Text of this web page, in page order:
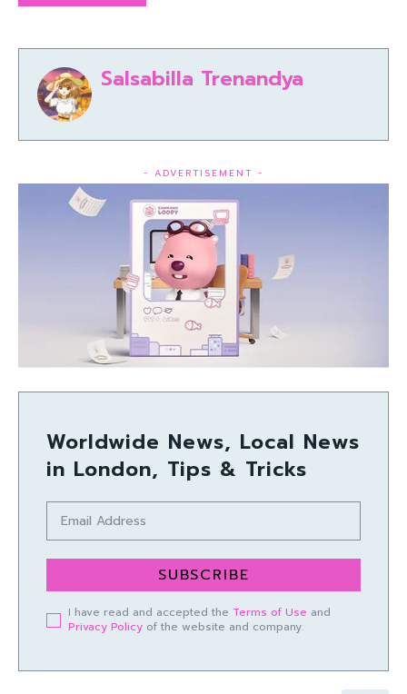
Salsabilla Trenandya
- ADVERTISEMENT -
Worldwide News, Local News
in London, Tips & Tricks
SUBSCRIBE
I have read and accepted the Terms of Use and
Privacy Policy of the website and company.